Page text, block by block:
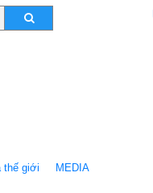
thế giới MEDIA